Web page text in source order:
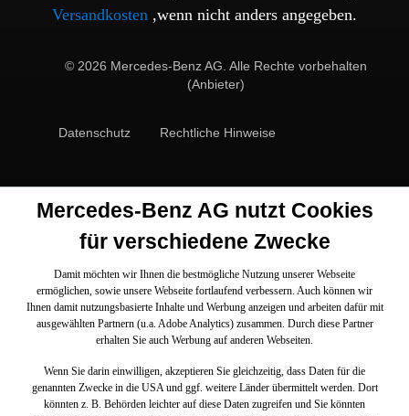
Versandkosten ,wenn nicht anders angegeben.
© 2026 Mercedes-Benz AG. Alle Rechte vorbehalten
(Anbieter)
Datenschutz Rechtliche Hinweise
Mercedes-Benz AG nutzt Cookies
für verschiedene Zwecke
Damit möchten wir Ihnen die bestmögliche Nutzung unserer Webseite
ermöglichen, sowie unsere Webseite fortlaufend verbessern. Auch können wir
Ihnen damit nutzungsbasierte Inhalte und Werbung anzeigen und arbeiten dafür mit
ausgewählten Partnern (u.a. Adobe Analytics) zusammen. Durch diese Partner
erhalten Sie auch Werbung auf anderen Webseiten.
Wenn Sie darin einwilligen, akzeptieren Sie gleichzeitig, dass Daten für die
genannten Zwecke in die USA und ggf. weitere Länder übermittelt werden. Dort
könnten z. B. Behörden leichter auf diese Daten zugreifen und Sie könnten